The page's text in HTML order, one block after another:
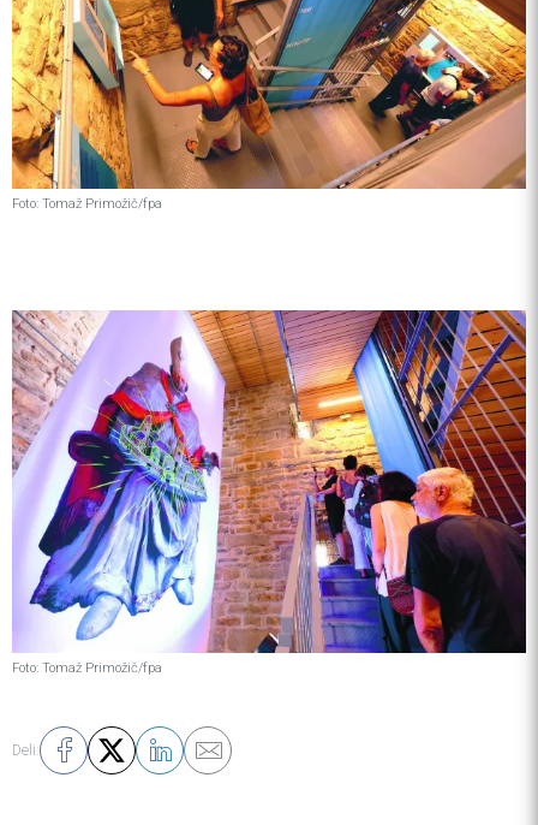
Foto: Tomaž Primožič/fpa
Foto: Tomaž Primožič/fpa
Deli: